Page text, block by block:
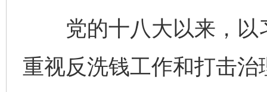
党的十八大以来，以
重视反洗钱工作和打击